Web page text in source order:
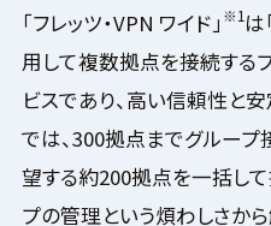
「フレッツ・VPN ワイド」 ※1は
用して複数拠点を接続する
ビスであり、高い信頼性と安
では、300拠点までグルー
望する約200拠点を一括し
プの管理という煩わしさか